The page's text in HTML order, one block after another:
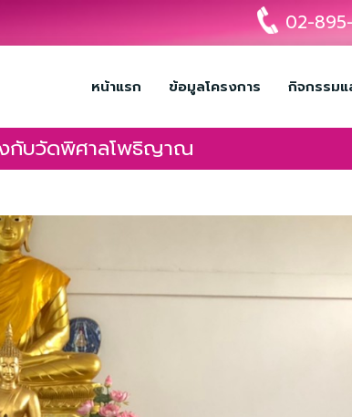
02-
หน้าแรก ข้อมูลโครงการ กิจกรรมแ
งกับวัดพิศาลโพธิญาณ